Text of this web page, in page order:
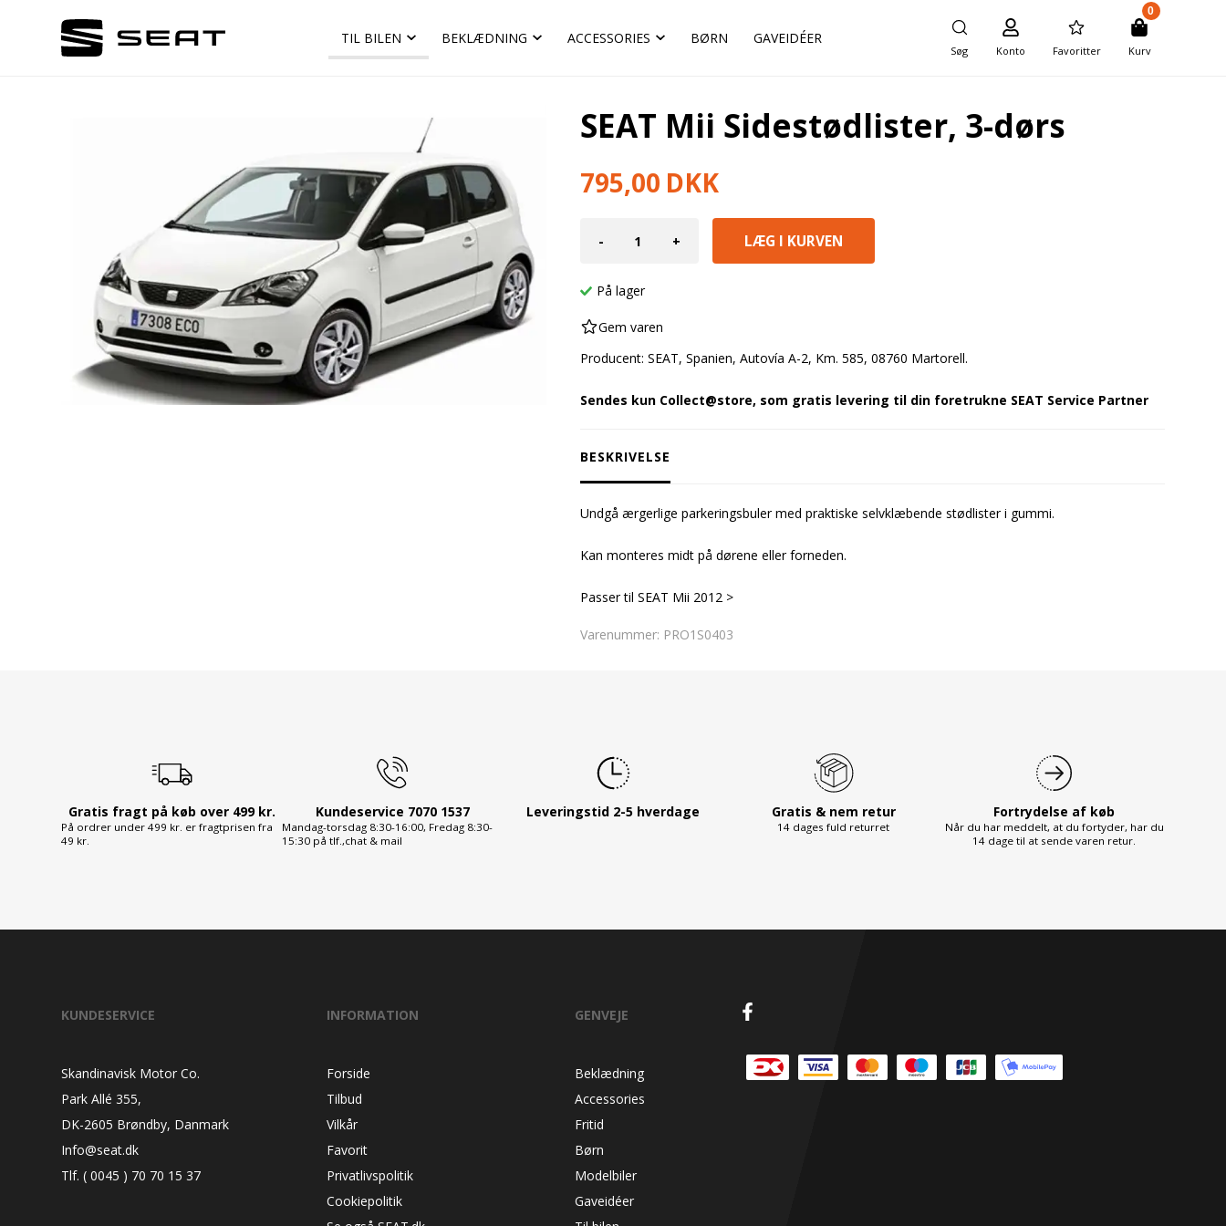
TIL BILEN BEKLÆDNING ACCESSORIES BØRN GAVEIDÉER
Søg Konto Favoritter
0
Kurv
SEAT Mii Sidestødlister, 3-dørs
795,00 DKK
- +
På lager
Gem varen
Producent: SEAT, Spanien, Autovía A-2, Km. 585, 08760 Martorell.
Sendes kun Collect@store, som gratis levering til din foretrukne SEAT Service Partner
BESKRIVELSE
Undgå ærgerlige parkeringsbuler med praktiske selvklæbende stødlister i gummi.
Kan monteres midt på dørene eller forneden.
Passer til SEAT Mii 2012 >
Varenummer: PRO1S0403
Gratis fragt på køb over 499 kr.
På ordrer under 499 kr. er fragtprisen fra
49 kr.
Kundeservice 7070 1537
Mandag-torsdag 8:30-16:00, Fredag 8:30-
15:30 på tlf.,chat & mail
Leveringstid 2-5 hverdage Gratis & nem retur
14 dages fuld returret
Fortrydelse af køb
Når du har meddelt, at du fortyder, har du
14 dage til at sende varen retur.
KUNDESERVICE
Skandinavisk Motor Co.
Park Allé 355,
DK-2605 Brøndby, Danmark
Info@seat.dk
Tlf. ( 0045 ) 70 70 15 37
INFORMATION
Forside
Tilbud
Vilkår
Favorit
Privatlivspolitik
Cookiepolitik
GENVEJE
Beklædning
Accessories
Fritid
Børn
Modelbiler
Gaveidéer